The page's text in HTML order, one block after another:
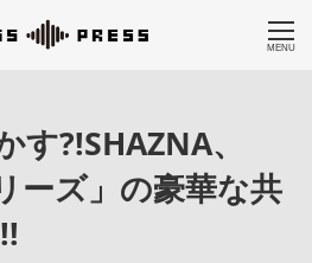
MENU
?!SHAZNA、
ーズ」の豪華な共